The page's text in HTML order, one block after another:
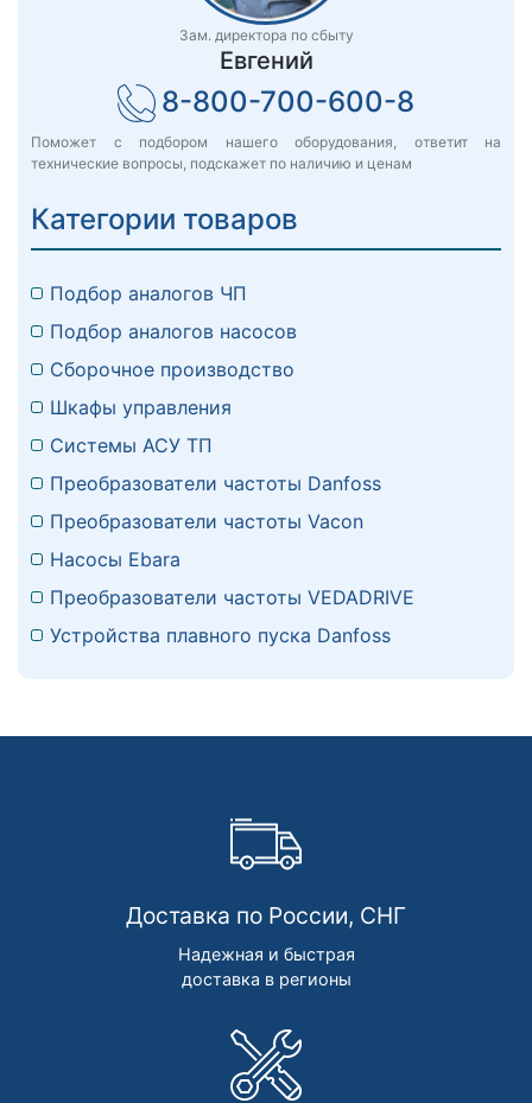
Зам. директора по сбыту
Евгений
8-800-700-600-8
Поможет с подбором нашего оборудования, ответит на
технические вопросы, подскажет по наличию и ценам
Категории товаров
Подбор аналогов ЧП
Подбор аналогов насосов
Сборочное производство
Шкафы управления
Системы АСУ ТП
Преобразователи частоты Danfoss
Преобразователи частоты Vacon
Насосы Ebara
Преобразователи частоты VEDADRIVE
Устройства плавного пуска Danfoss
Доставка по России, СНГ
Надежная и быстрая
доставка в регионы